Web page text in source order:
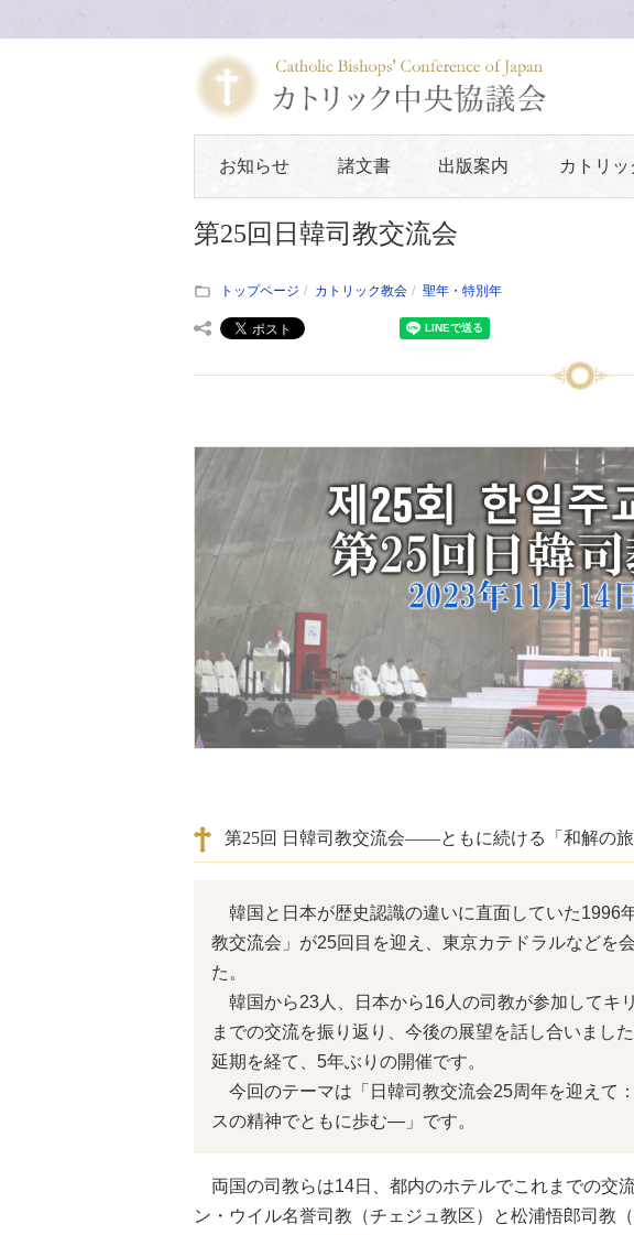
お知らせ 諸文書 出版案内 カトリッ
第25回日韓司教交流会
トップページ カトリック教会 聖年・特別年
第25回 日韓司教交流会――ともに続ける「和解の
韓国と日本が歴史認識の違いに直面していた1996
教交流会」が25回目を迎え、東京カテドラルなどを
た。
韓国から23人、日本から16人の司教が参加してキ
までの交流を振り返り、今後の展望を話し合いまし
延期を経て、5年ぶりの開催です。
今回のテーマは「日韓司教交流会25周年を迎えて
スの精神でともに歩む―」です。
両国の司教らは14日、都内のホテルでこれまでの交
ン・ウイル名誉司教（チェジュ教区）と松浦悟郎司教